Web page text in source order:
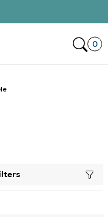
0
de filtre, încarcă